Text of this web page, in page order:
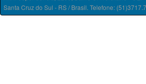
Santa Cruz do Sul - RS / Brasil. Telefone: